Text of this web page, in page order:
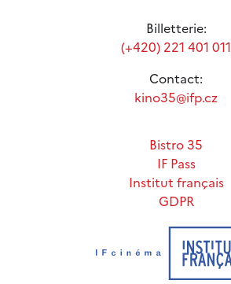
Billetterie:
(+420) 221 401 011
Contact:
kino35@ifp.cz
Bistro 35
IF Pass
Institut français
GDPR